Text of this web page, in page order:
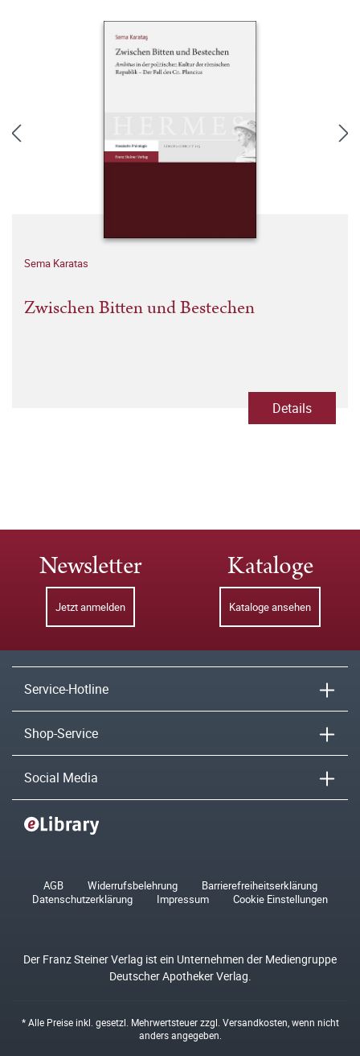
Sema Karatas
Zwischen Bitten und Bestechen
Details
Newsletter
Jetzt anmelden
Kataloge
Kataloge ansehen
Service-Hotline
Shop-Service
Social Media
AGB Widerrufsbelehrung
Barrierefreiheitserklärung
Datenschutzerklärung
Impressum Cookie Einstellungen
Der Franz Steiner Verlag ist ein Unternehmen der Mediengruppe
Deutscher Apotheker Verlag.
* Alle Preise inkl. gesetzl. Mehrwertsteuer zzgl. Versandkosten , wenn nicht
anders angegeben.